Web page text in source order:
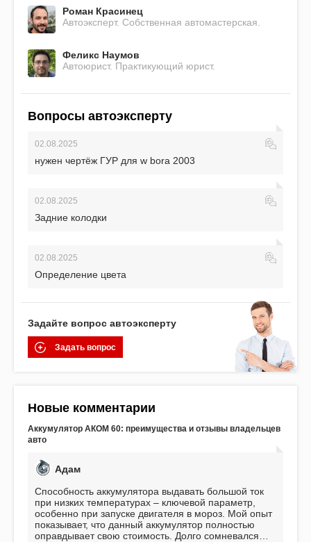
Роман Красинец
Автоэксперт. Собственная автомастерская.
Феликс Наумов
Автоюрист. Практикующий юрист.
Вопросы автоэксперту
02.08.2025
нужен чертёж ГУР для w bora 2003
02.08.2025
Задние колодки
02.08.2025
Определение цвета
Задайте вопрос автоэксперту
Задать вопрос
Новые комментарии
Аккумулятор АКОМ 60: преимущества и отзывы владельцев
авто
Адам
Способность аккумулятора выдавать большой ток
при низких температурах – ключевой параметр,
особенно при запуске двигателя в мороз. Мой опыт
показывает, что данный аккумулятор полностью
оправдывает свою стоимость. Долго сомневался